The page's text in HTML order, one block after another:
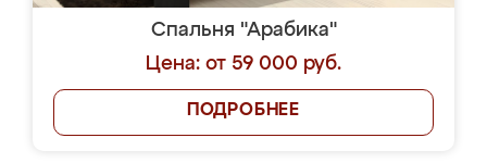
Спальня "Арабика"
Цена: от 59 000 руб.
ПОДРОБНЕЕ